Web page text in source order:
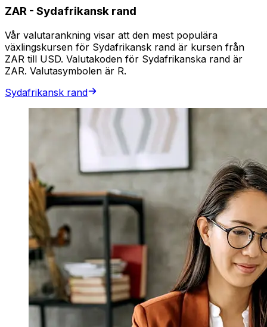
ZAR - Sydafrikansk rand
Vår valutarankning visar att den mest populära
växlingskursen för Sydafrikansk rand är kursen från
ZAR till USD. Valutakoden för Sydafrikanska rand är
ZAR. Valutasymbolen är R.
Sydafrikansk rand